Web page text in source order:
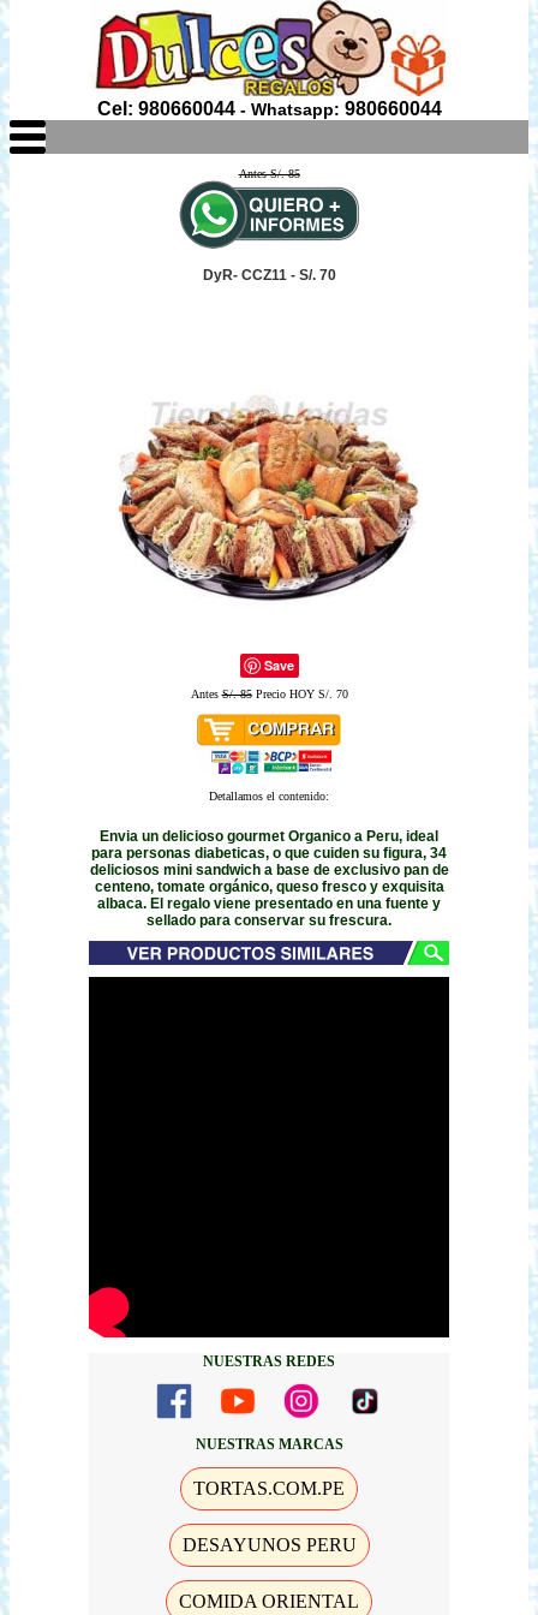
Cel: 980660044- Whatsapp: 980660044
Antes S/. 85
DyR- CCZ11 - S/. 70
Save
AntesS/. 85Precio HOY S/. 70
Detallamos el contenido:
Envia un delicioso gourmet Organico a Peru, ideal
para personas diabeticas, o que cuiden su figura, 34
deliciosos mini sandwich a base de exclusivo pan de
centeno, tomate orgánico, queso fresco y exquisita
albaca. El regalo viene presentado en una fuente y
sellado para conservar su frescura.
NUESTRAS REDES
NUESTRAS MARCAS
TORTAS.COM.PE
DESAYUNOS PERU
COMIDA ORIENTAL